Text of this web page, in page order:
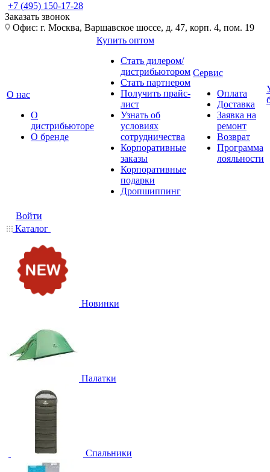
+7 (495) 150-17-28
Заказать звонок
Офис: г. Москва, Варшавское шоссе, д. 47, корп. 4, пом. 19
О нас
О
дистрибьюторе
О бренде
Купить оптом
Стать дилером/
дистрибьютором
Стать партнером
Получить прайс-
лист
Узнать об
условиях
сотрудничества
Корпоративные
заказы
Корпоративные
подарки
Дропшиппинг
Сервис
Оплата
Доставка
Заявка на
ремонт
Возврат
Программа
лояльности
Войти
Каталог
Новинки
Палатки
Спальники